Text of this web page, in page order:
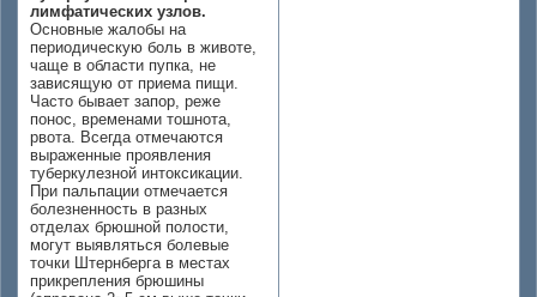
лимфатических узлов.
Основные жалобы на
периодическую боль в животе,
чаще в области пупка, не
зависящую от приема пищи.
Часто бывает запор, реже
понос, временами тошнота,
рвота. Всегда отмечаются
выраженные проявления
туберкулезной интоксикации.
При пальпации отмечается
болезненность в разных
отделах брюшной полости,
могут выявляться болевые
точки Штернберга в местах
прикрепления брюшины